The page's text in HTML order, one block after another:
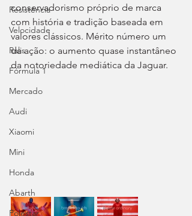
Resistência
Velocidade
Ralis
Fórmula 1
Mercado
Audi
Xiaomi
Mini
Honda
Abarth
Polestar
conservadorismo próprio de marca
com história e tradição baseada em
valores clássicos. Mérito número um
da ação: o aumento quase instantâneo
da notoriedade mediática da Jaguar.